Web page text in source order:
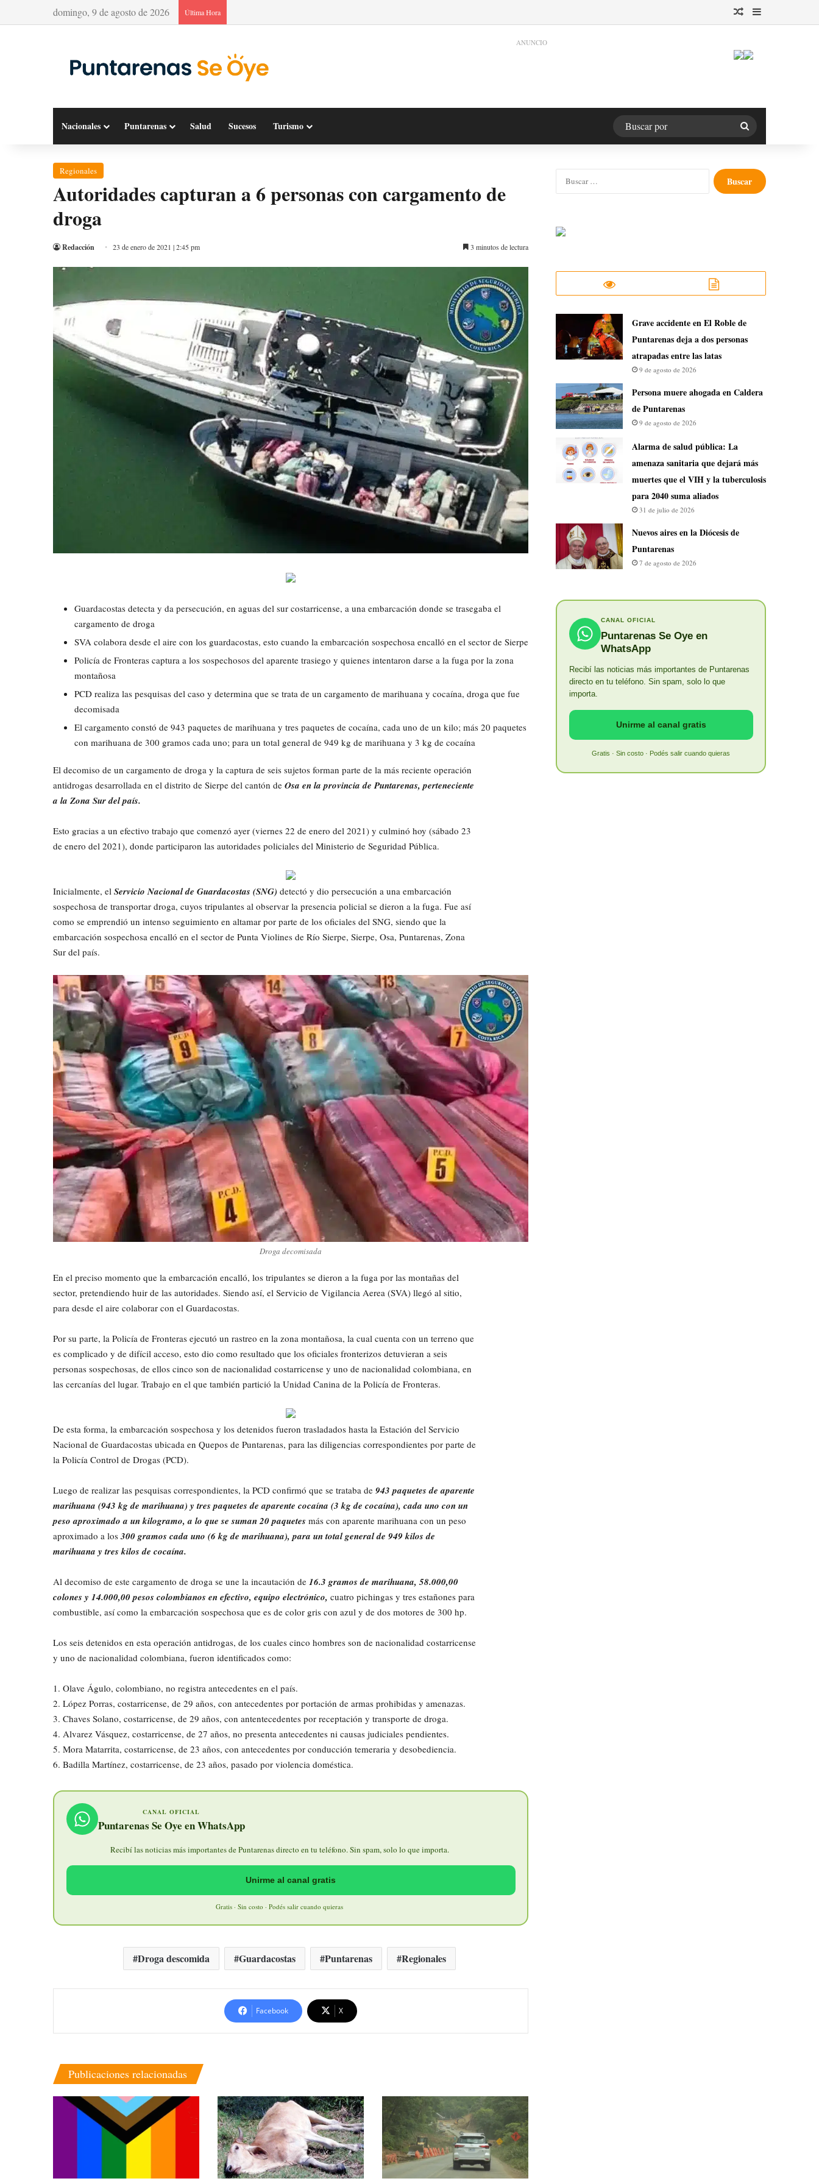
domingo, 9 de agosto de 2026 Última Hora Publicación al azar
Barra lateral
ANUNCIO
Nacionales Puntarenas Salud Sucesos Turismo
Buscar
por
Regionales
Autoridades capturan a 6 personas con cargamento de
droga
Redacción 23 de enero de 2021 | 2:45 pm 3 minutos de lectura
Guardacostas detecta y da persecución, en aguas del sur costarricense, a una embarcación donde se trasegaba el
cargamento de droga
SVA colabora desde el aire con los guardacostas, esto cuando la embarcación sospechosa encalló en el sector de Sierpe
Policía de Fronteras captura a los sospechosos del aparente trasiego y quienes intentaron darse a la fuga por la zona
montañosa
PCD realiza las pesquisas del caso y determina que se trata de un cargamento de marihuana y cocaína, droga que fue
decomisada
El cargamento constó de 943 paquetes de marihuana y tres paquetes de cocaína, cada uno de un kilo; más 20 paquetes
con marihuana de 300 gramos cada uno; para un total general de 949 kg de marihuana y 3 kg de cocaína
El decomiso de un cargamento de droga y la captura de seis sujetos forman parte de la más reciente operación
antidrogas desarrollada en el distrito de Sierpe del cantón de Osa en la provincia de Puntarenas, perteneciente
a la Zona Sur del país.
Esto gracias a un efectivo trabajo que comenzó ayer (viernes 22 de enero del 2021) y culminó hoy (sábado 23
de enero del 2021), donde participaron las autoridades policiales del Ministerio de Seguridad Pública.
Inicialmente, el Servicio Nacional de Guardacostas (SNG) detectó y dio persecución a una embarcación
sospechosa de transportar droga, cuyos tripulantes al observar la presencia policial se dieron a la fuga. Fue así
como se emprendió un intenso seguimiento en altamar por parte de los oficiales del SNG, siendo que la
embarcación sospechosa encalló en el sector de Punta Violines de Río Sierpe, Sierpe, Osa, Puntarenas, Zona
Sur del país.
Droga decomisada
En el preciso momento que la embarcación encalló, los tripulantes se dieron a la fuga por las montañas del
sector, pretendiendo huir de las autoridades. Siendo así, el Servicio de Vigilancia Aerea (SVA) llegó al sitio,
para desde el aire colaborar con el Guardacostas.
Por su parte, la Policía de Fronteras ejecutó un rastreo en la zona montañosa, la cual cuenta con un terreno que
es complicado y de difícil acceso, esto dio como resultado que los oficiales fronterizos detuvieran a seis
personas sospechosas, de ellos cinco son de nacionalidad costarricense y uno de nacionalidad colombiana, en
las cercanías del lugar. Trabajo en el que también partició la Unidad Canina de la Policía de Fronteras.
De esta forma, la embarcación sospechosa y los detenidos fueron trasladados hasta la Estación del Servicio
Nacional de Guardacostas ubicada en Quepos de Puntarenas, para las diligencias correspondientes por parte de
la Policía Control de Drogas (PCD).
Luego de realizar las pesquisas correspondientes, la PCD confirmó que se trataba de 943 paquetes de aparente
marihuana (943 kg de marihuana) y tres paquetes de aparente cocaína (3 kg de cocaína), cada uno con un
peso aproximado a un kilogramo, a lo que se suman 20 paquetes más con aparente marihuana con un peso
aproximado a los300 gramos cada uno (6 kg de marihuana), para un total general de 949 kilos de
marihuana y tres kilos de cocaína.
Al decomiso de este cargamento de droga se une la incautación de 16.3 gramos de marihuana, 58.000,00
colones y 14.000,00 pesos colombianos en efectivo, equipo electrónico, cuatro pichingas y tres estañones para
combustible, así como la embarcación sospechosa que es de color gris con azul y de dos motores de 300 hp.
Los seis detenidos en esta operación antidrogas, de los cuales cinco hombres son de nacionalidad costarricense
y uno de nacionalidad colombiana, fueron identificados como:
1. Olave Águlo, colombiano, no registra antecedentes en el país.
2. López Porras, costarricense, de 29 años, con antecedentes por portación de armas prohibidas y amenazas.
3. Chaves Solano, costarricense, de 29 años, con antentecedentes por receptación y transporte de droga.
4. Alvarez Vásquez, costarricense, de 27 años, no presenta antecedentes ni causas judiciales pendientes.
5. Mora Matarrita, costarricense, de 23 años, con antecedentes por conducción temeraria y desobediencia.
6. Badilla Martínez, costarricense, de 23 años, pasado por violencia doméstica.
CANAL OFICIAL
Puntarenas Se Oye en WhatsApp
Recibí las noticias más importantes de Puntarenas directo en tu teléfono. Sin spam, solo lo que importa.
Unirme al canal gratis
Gratis · Sin costo · Podés salir cuando quieras
Droga descomida Guardacostas Puntarenas Regionales
Facebook X
Publicaciones relacionadas
Buscar:
Grave accidente en El Roble de
Puntarenas deja a dos personas
atrapadas entre las latas
9 de agosto de 2026
Persona muere ahogada en Caldera
de Puntarenas
9 de agosto de 2026
​Alarma de salud pública: La
amenaza sanitaria que dejará más
muertes que el VIH y la tuberculosis
para 2040 suma aliados
31 de julio de 2026
​Nuevos aires en la Diócesis de
Puntarenas
7 de agosto de 2026
CANAL OFICIAL
Puntarenas Se Oye en
WhatsApp
Recibí las noticias más importantes de Puntarenas
directo en tu teléfono. Sin spam, solo lo que
importa.
Unirme al canal gratis
Gratis · Sin costo · Podés salir cuando quieras